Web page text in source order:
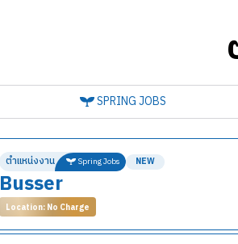
SPRING JOBS
ตำแหน่งงาน Spring Jobs NEW
Busser
Location: No Charge